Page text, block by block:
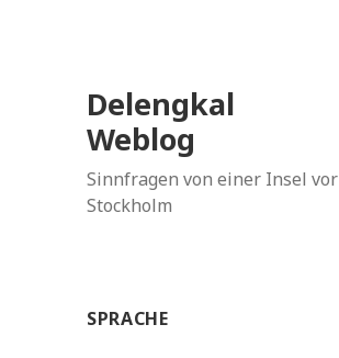
Delengkal
Weblog
Sinnfragen von einer Insel vor
Stockholm
SPRACHE